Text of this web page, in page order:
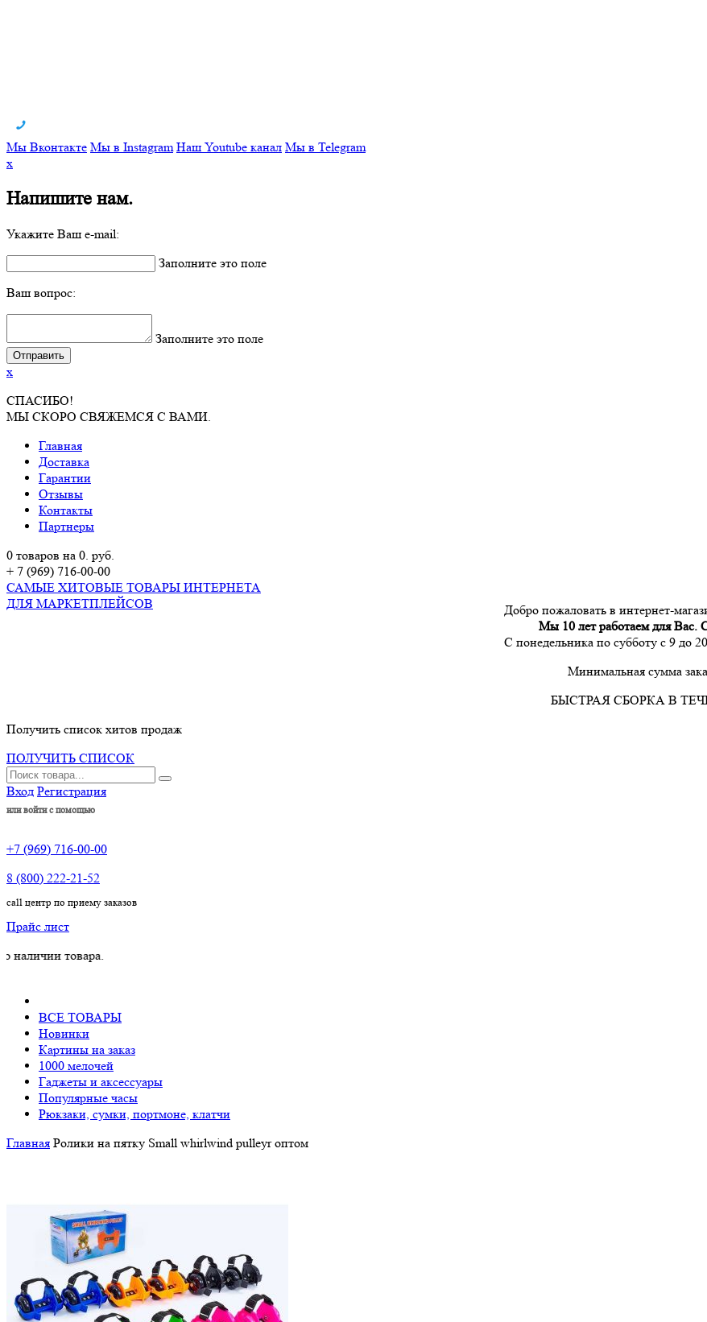
Мы Вконтакте Мы в Instagram Наш Youtube канал Мы в Telegram
x
Напишите нам.
Укажите Ваш e-mail:
Заполните это поле
Ваш вопрос:
Заполните это поле
x
СПАСИБО!
МЫ СКОРО СВЯЖЕМСЯ С ВАМИ.
Главная
Доставка
Гарантии
Отзывы
Контакты
Партнеры
0 товаров на 0. руб.
+ 7 (969) 716-00-00
САМЫЕ ХИТОВЫЕ ТОВАРЫ ИНТЕРНЕТА
ДЛЯ МАРКЕТПЛЕЙСОВ
Добро пожаловать в интернет-
Мы 10 лет работаем для
С понедельника по субботу с 9 до
Минимальная сумма
БЫСТРАЯ СБОРКА В
Получить список хитов продаж
ПОЛУЧИТЬ СПИСОК
Вход Регистрация
или войти с помощью
+7 (969) 716-00-00
8 (800) 222-21-52
call центр по приему заказов
Прайс лист
товара.
ВСЕ ТОВАРЫ
Новинки
Картины на заказ
1000 мелочей
Гаджеты и аксессуары
Популярные часы
Рюкзаки, сумки, портмоне, клатчи
Главная Ролики на пятку Small whirlwind pulleyr оптом